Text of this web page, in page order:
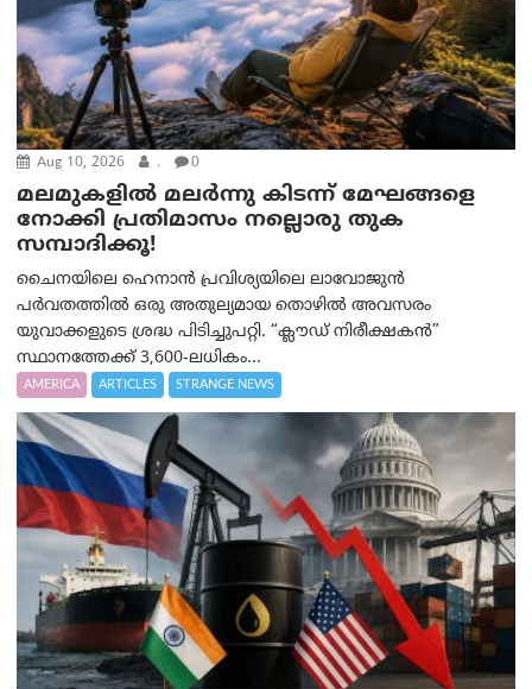
Aug 10, 2026 . 0
മലമുകളില്‍ മലര്‍ന്നു കിടന്ന് മേഘങ്ങളെ
നോക്കി പ്രതിമാസം നല്ലൊരു തുക
സമ്പാദിക്കൂ!
ചൈനയിലെ ഹെനാൻ പ്രവിശ്യയിലെ ലാവോജുൻ
പർവതത്തിൽ ഒരു അതുല്യമായ തൊഴിൽ അവസരം
യുവാക്കളുടെ ശ്രദ്ധ പിടിച്ചുപറ്റി. “ക്ലൗഡ് നിരീക്ഷകൻ”
സ്ഥാനത്തേക്ക് 3,600-ലധികം...
AMERICA ARTICLES STRANGE NEWS